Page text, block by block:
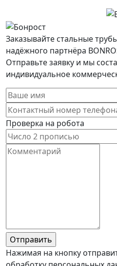
Заказывайте стальные
надёжного партнёра
Отправьте заявку и мы
индивидуальное
Проверка на робота
Нажимая на кнопку